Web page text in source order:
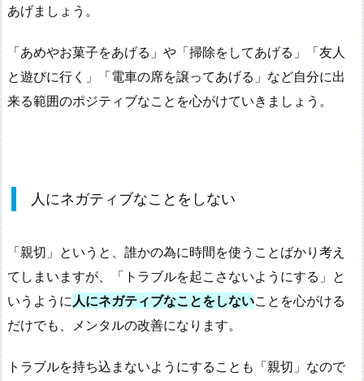
あげましょう。
「あめやお菓子をあげる」や「掃除をしてあげる」「友人
と遊びに行く」「電車の席を譲ってあげる」など自分に出
来る範囲のポジティブなことを心がけていきましょう。
人にネガティブなことをしない
「親切」というと、誰かの為に時間を使うことばかり考え
てしまいますが、「トラブルを起こさないようにする」と
いうように人にネガティブなことをしないことを心がける
だけでも、メンタルの改善になります。
トラブルを持ち込まないようにすることも「親切」なので